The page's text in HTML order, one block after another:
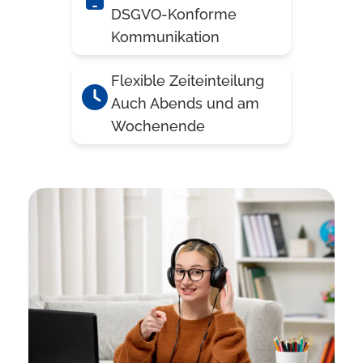
DSGVO-Konforme
Kommunikation
Flexible Zeiteinteilung
Auch Abends und am
Wochenende